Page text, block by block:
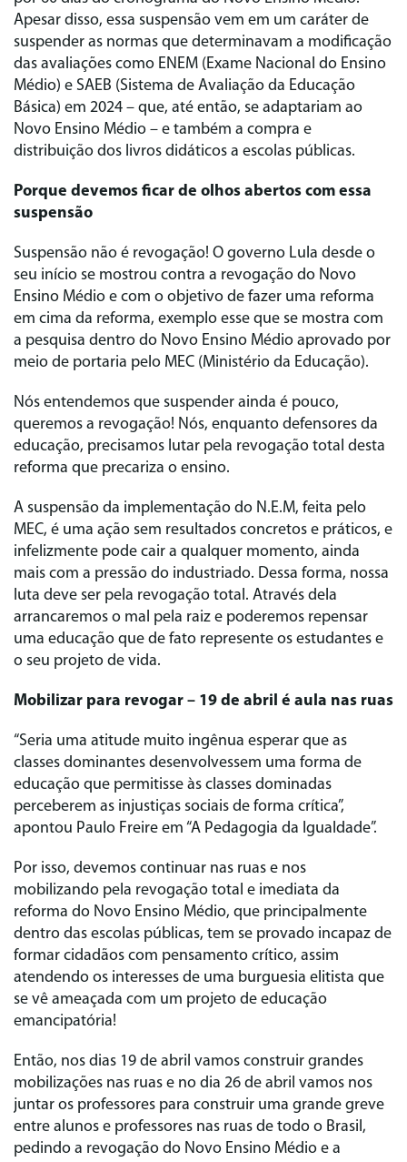
Apesar disso, essa suspensão vem em um caráter de
suspender as normas que determinavam a modificação
das avaliações como ENEM (Exame Nacional do Ensino
Médio) e SAEB (Sistema de Avaliação da Educação
Básica) em 2024 – que, até então, se adaptariam ao
Novo Ensino Médio – e também a compra e
distribuição dos livros didáticos a escolas públicas.
Porque devemos ficar de olhos abertos com essa
suspensão
Suspensão não é revogação! O governo Lula desde o
seu início se mostrou contra a revogação do Novo
Ensino Médio e com o objetivo de fazer uma reforma
em cima da reforma, exemplo esse que se mostra com
a pesquisa dentro do Novo Ensino Médio aprovado por
meio de portaria pelo MEC (Ministério da Educação).
Nós entendemos que suspender ainda é pouco,
queremos a revogação! Nós, enquanto defensores da
educação, precisamos lutar pela revogação total desta
reforma que precariza o ensino.
A suspensão da implementação do N.E.M, feita pelo
MEC, é uma ação sem resultados concretos e práticos, e
infelizmente pode cair a qualquer momento, ainda
mais com a pressão do industriado. Dessa forma, nossa
luta deve ser pela revogação total. Através dela
arrancaremos o mal pela raiz e poderemos repensar
uma educação que de fato represente os estudantes e
o seu projeto de vida.
Mobilizar para revogar – 19 de abril é aula nas ruas
“Seria uma atitude muito ingênua esperar que as
classes dominantes desenvolvessem uma forma de
educação que permitisse às classes dominadas
perceberem as injustiças sociais de forma crítica”,
apontou Paulo Freire em “A Pedagogia da Igualdade”.
Por isso, devemos continuar nas ruas e nos
mobilizando pela revogação total e imediata da
reforma do Novo Ensino Médio, que principalmente
dentro das escolas públicas, tem se provado incapaz de
formar cidadãos com pensamento crítico, assim
atendendo os interesses de uma burguesia elitista que
se vê ameaçada com um projeto de educação
emancipatória!
Então, nos dias 19 de abril vamos construir grandes
mobilizações nas ruas e no dia 26 de abril vamos nos
juntar os professores para construir uma grande greve
entre alunos e professores nas ruas de todo o Brasil,
pedindo a revogação do Novo Ensino Médio e a